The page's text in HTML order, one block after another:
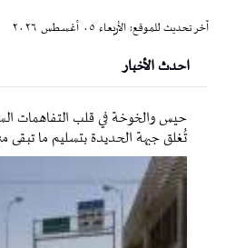
آخر تحديث للموقع: الأربعاء ٠٥ أغسطس ٢٠٢٦
احدث الأخبار
حيس والخوخة في قلب التفاهمات
تُغلق جبهة الحديدة بتسليم ما تبقى